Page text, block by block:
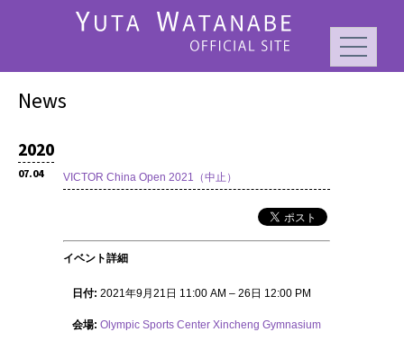
News
2020
07.04 VICTOR China Open 2021（中止）
イベント詳細
日付: 2021年9月21日 11:00 AM – 26日 12:00 PM
会場: Olympic Sports Center Xincheng Gymnasium